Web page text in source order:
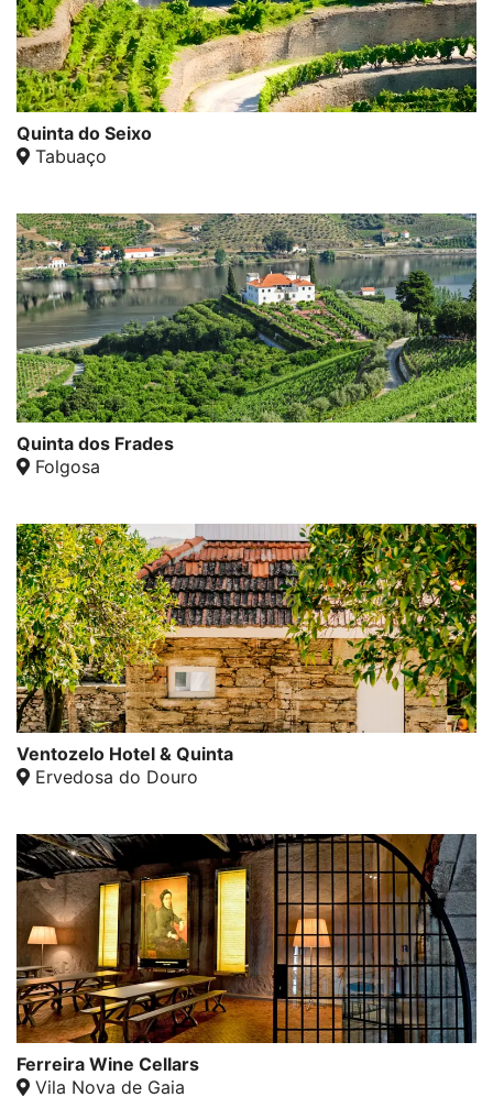
Quinta do Seixo
Tabuaço
Quinta dos Frades
Folgosa
Ventozelo Hotel & Quinta
Ervedosa do Douro
Ferreira Wine Cellars
Vila Nova de Gaia